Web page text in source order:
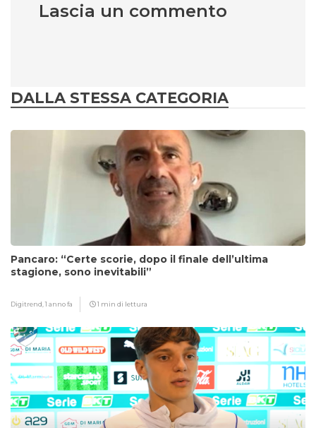
Lascia un commento
DALLA STESSA CATEGORIA
Pancaro: “Certe scorie, dopo il finale dell’ultima
stagione, sono inevitabili”
Digitrend,1 anno fa 1 min di lettura